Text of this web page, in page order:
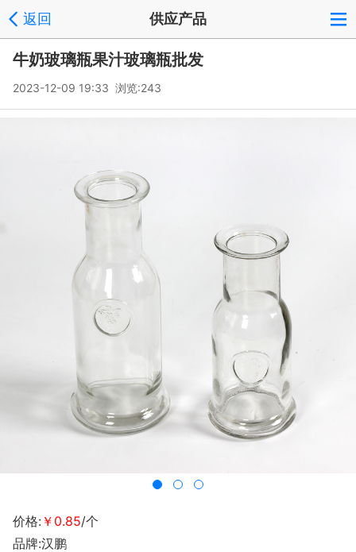
返回 供应产品
牛奶玻璃瓶果汁玻璃瓶批发
2023-12-09 19:33 浏览:243
价格: ￥0.85/个
品牌:汉鹏